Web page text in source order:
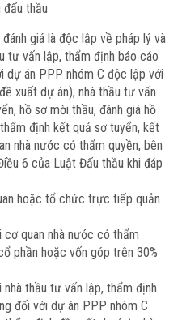
thầu
giá là độc lập về pháp lý và
tư vấn lập, thẩm định báo cáo
dự án PPP nhóm C độc lập với
xuất dự án); nhà thầu tư vấn
hồ sơ mời thầu, đánh giá hồ
định kết quả sơ tuyển, kết
nhà nước có thẩm quyền, bên
6 của Luật Đấu thầu khi đáp
hoặc tổ chức trực tiếp quản
quan nhà nước có thẩm
phần hoặc vốn góp trên 30%
thầu tư vấn lập, thẩm định
đối với dự án PPP nhóm C